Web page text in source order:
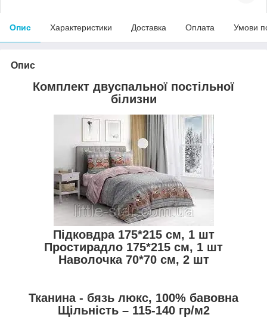
Опис Характеристики Доставка Оплата Умови
Опис
Комплект двуспальної постільної
білизни
Підковдра 175*215 см, 1 шт
Простирадло 175*215 см, 1 шт
Наволочка 70*70 см, 2 шт
Тканина - бязь люкс, 100% бавовна
Щільність – 115-140 гр/м2